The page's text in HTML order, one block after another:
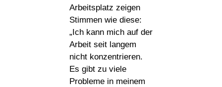
Arbeitsplatz zeigen
Stimmen wie diese:
„Ich kann mich auf der
Arbeit seit langem
nicht konzentrieren.
Es gibt zu viele
Probleme in meinem